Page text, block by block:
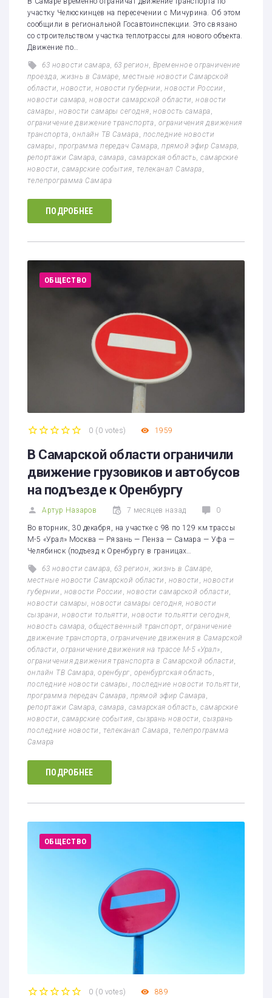
участку Челюскинцев на пересечении с Мичурина. Об этом
сообщили в региональной Госавтоинспекции. Это связано
со строительством участка теплотрассы для нового объекта.
Движение по…
63 новости самара,63 регион, Временное ограничение
проезда,жизнь в Самаре,местные новости Самарской
области,новости,новости губернии,новости России ,
новости самара,новости самарской области,новости
самары , новости самары сегодня,новость самара,
ограничение движение транспорта, ограничения движения
транспорта,онлайн ТВ Самара, последние новости
самары , программа передач Самара,прямой эфир Самара,
репортажи Самара,самара, самарская область,самарские
новости,самарские события, телеканал Самара,
телепрограмма Самара
ПОДРОБНЕЕ
ОБЩЕСТВО
0 ( 0 votes) 1959
В Самарской области ограничили
движение грузовиков и автобусов
на подъезде к Оренбургу
Артур Назаров 7 месяцев назад 0
Во вторник, 30 декабря, на участке с 98 по 129 км трассы
М-5 «Урал» Москва — Рязань — Пенза — Самара — Уфа —
Челябинск (подъезд к Оренбургу в границах…
63 новости самара,63 регион, жизнь в Самаре,
местные новости Самарской области , новости , новости
губернии , новости России , новости самарской области,
новости самары,новости самары сегодня,новости
сызрани,новости тольятти,новости тольятти сегодня,
новость самара,общественный транспорт,ограничение
движение транспорта,ограничение движения в Самарской
области,ограничение движения на трассе М-5 «Урал»,
ограничения движения транспорта в Самарской области,
онлайн ТВ Самара,оренбург, оренбургская область,
последние новости самары , последние новости тольятти,
программа передач Самара, прямой эфир Самара,
репортажи Самара,самара, самарская область,самарские
новости,самарские события, сызрань новости,сызрань
последние новости , телеканал Самара, телепрограмма
Самара
ПОДРОБНЕЕ
ОБЩЕСТВО
0 ( 0 votes) 889